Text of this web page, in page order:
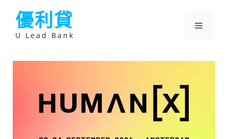
優利貸
U Lead Bank
選